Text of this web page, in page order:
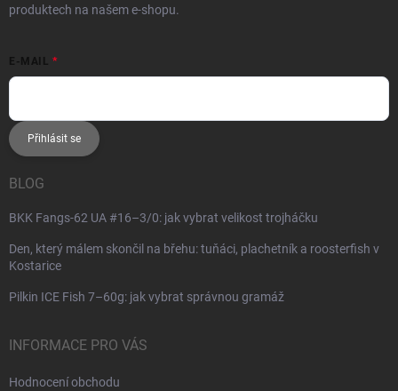
produktech na našem e-shopu.
E-MAIL
Přihlásit se
BLOG
BKK Fangs-62 UA #16–3/0: jak vybrat velikost trojháčku
Den, který málem skončil na břehu: tuňáci, plachetník a roosterfish v
Kostarice
Pilkin ICE Fish 7–60g: jak vybrat správnou gramáž
INFORMACE PRO VÁS
Hodnocení obchodu